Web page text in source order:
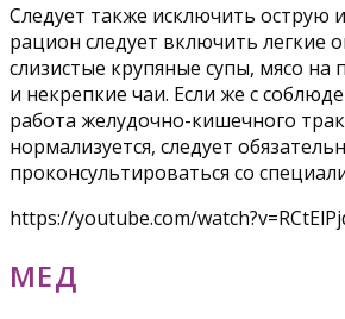
Следует также исключить острую
рацион следует включить легкие
слизистые крупяные супы, мясо на
и некрепкие чаи. Если же с
работа желудочно-кишечного
нормализуется, следует
проконсультироваться со
https://youtube.com/
МЕД